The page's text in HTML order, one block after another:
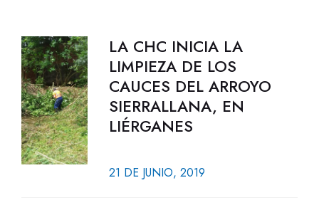
LA CHC INICIA LA
LIMPIEZA DE LOS
CAUCES DEL ARROYO
SIERRALLANA, EN
LIÉRGANES
21 DE JUNIO, 2019